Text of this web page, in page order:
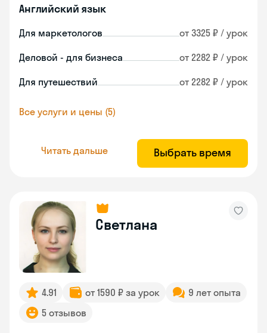
Английский язык
Для маркетологов от 3325 ₽ / урок
Деловой - для бизнеса от 2282 ₽ / урок
Для путешествий от 2282 ₽ / урок
Все услуги и цены (5)
Читать дальше Выбрать время
Светлана
4.91 от 1590 ₽ за урок
9 лет опыта
5 отзывов